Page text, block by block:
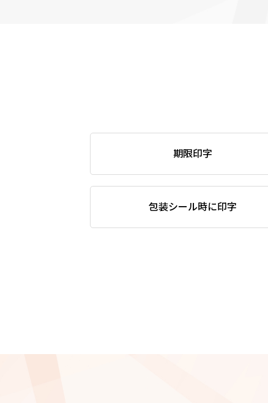
期限印字
包装シール時に印字